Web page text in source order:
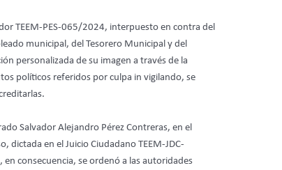
TEEM-PES-065/2024, interpuesto en contra del
municipal, del Tesorero Municipal y del
personalizada de su imagen a través de la
políticos referidos por culpa in vigilando, se
Salvador Alejandro Pérez Contreras, en el
en el Juicio Ciudadano TEEM-JDC-
consecuencia, se ordenó a las autoridades